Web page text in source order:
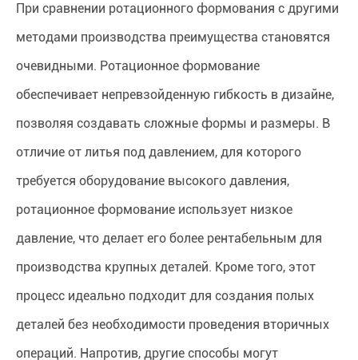
При сравнении ротационного формования с другими
методами производства преимущества становятся
очевидными. Ротационное формование
обеспечивает непревзойденную гибкость в дизайне,
позволяя создавать сложные формы и размеры. В
отличие от литья под давлением, для которого
требуется оборудование высокого давления,
ротационное формование использует низкое
давление, что делает его более рентабельным для
производства крупных деталей. Кроме того, этот
процесс идеально подходит для создания полых
деталей без необходимости проведения вторичных
операций. Напротив, другие способы могут